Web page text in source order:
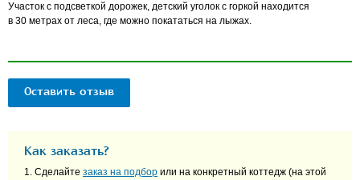
Участок с подсветкой дорожек, детский уголок с горкой находится
в 30 метрах от леса, где можно покататься на лыжах.
Оставить отзыв
Как заказать?
1. Сделайте заказ на подбор или на конкретный коттедж (на этой